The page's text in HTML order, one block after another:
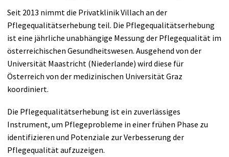
Arztsuche
Magazin Karriere Kontakt
Brustgesundheitszentrum
Wirbelsäulen- und Neurochirurgie
Orthopädie
Radiologie
Nuklearmedizin
Über Uns
Institut für Digitale Bilddiagnostik
Videos
Seit 2013 nimmt die Privatklinik Villach an der
Pflegequalitätserhebung teil. Die Pflegequalitätserhebung
ist eine jährliche unabhängige Messung der Pflegequalität im
österreichischen Gesundheitswesen. Ausgehend von der
Universität Maastricht (Niederlande) wird diese für
Österreich von der medizinischen Universität Graz
koordiniert.
Die Pflegequalitätserhebung ist ein zuverlässiges
Instrument, um Pflegeprobleme in einer frühen Phase zu
identifizieren und Potenziale zur Verbesserung der
Pflegequalität aufzuzeigen.